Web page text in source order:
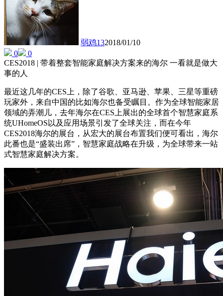
弱鸡132018/01/10
0
0
CES2018 | 带着整套智能家庭解决方案来的海尔 一看就是做大
事的人
最近这几年的CES上，除了谷歌、亚马逊、苹果、三星等重磅
玩家外，来自中国的比如海尔也备受瞩目。作为全球智能家居
领域的弄潮儿，去年海尔在CES上展出的全球首个智慧家庭系
统UHomeOS以及应用场景引发了全球关注，而在今年
CES2018海尔的展台，从宏大的展台布置我们便可看出，海尔
此番也是“盛装出席”，智慧家庭战略在升级，为全球带来一站
式智慧家庭解决方案。